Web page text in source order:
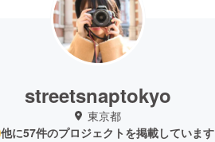
streetsnaptokyo
東京都
他に57件のプロジェクトを掲載しています